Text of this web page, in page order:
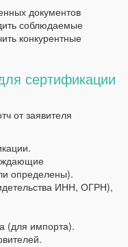
документов
соблюдаемые
конкурентные
сертификации
от заявителя
определены).
ИНН, ОГРН),
(для импорта).